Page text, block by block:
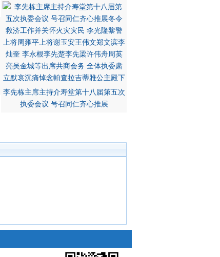
李先栋主席主持介寿堂第十八届第五次
执委会议 号召同仁齐心推展